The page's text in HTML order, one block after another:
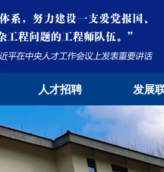
人才招聘 发展